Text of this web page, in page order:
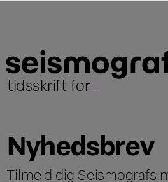
tidsskrift for...
Nyhedsbrev
Tilmeld dig Seismografs